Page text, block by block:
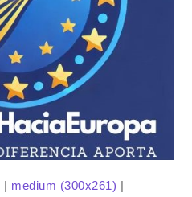
| medium (300x261) |